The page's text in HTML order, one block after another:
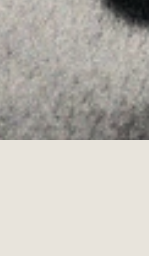
Allyon — Barcelona, Spain
Copyrights © 2026 LEGAL NOTICE
COOKIES POLICY PRIVACY POLICY